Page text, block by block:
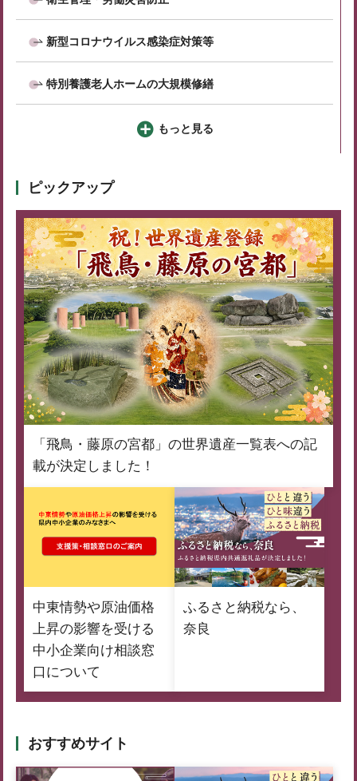
新型コロナウイルス感染症対策等
特別養護老人ホームの大規模修繕
もっと見る
ピックアップ
「飛鳥・藤原の宮都」の世界遺産一覧表への記
載が決定しました！
中東情勢や原油価格
上昇の影響を受ける
中小企業向け相談窓
口について
ふるさと納税なら、
奈良
おすすめサイト